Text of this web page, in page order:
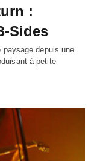
:
Sides
paysage depuis une
à petite